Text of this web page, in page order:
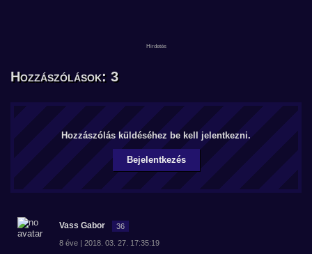
Hozzászólások: 3
Hozzászólás küldéséhez be kell jelentkezni.
Bejelentkezés
Vass Gabor 36
8 éve | 2018. 03. 27. 17:35:19